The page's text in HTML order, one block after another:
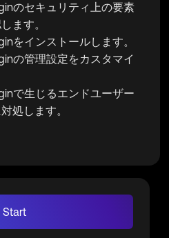
のセキュリティ上の要素
ます。
をインストールします。
の管理設定をカスタマイ
で生じるエンドユーザー
処します。
Start